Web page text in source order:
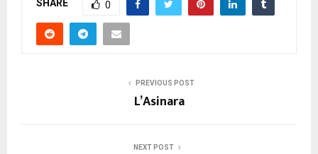
SHARE 0
PREVIOUS POST
L’Asinara
NEXT POST